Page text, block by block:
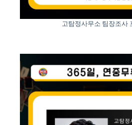
고탐정사무소 팀장조사